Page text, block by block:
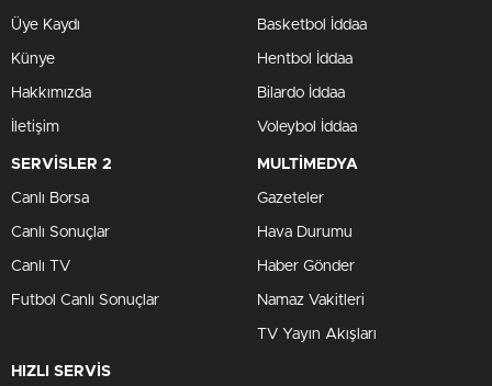
Üye Kaydı
Künye
Hakkımızda
İletişim
Basketbol İddaa
Hentbol İddaa
Bilardo İddaa
Voleybol İddaa
SERVİSLER 2
Canlı Borsa
Canlı Sonuçlar
Canlı TV
Futbol Canlı Sonuçlar
MULTİMEDYA
Gazeteler
Hava Durumu
Haber Gönder
Namaz Vakitleri
TV Yayın Akışları
HIZLI SERVİS